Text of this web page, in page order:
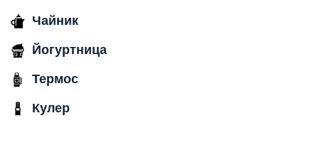
Чайник
Йогуртница
Термос
Кулер